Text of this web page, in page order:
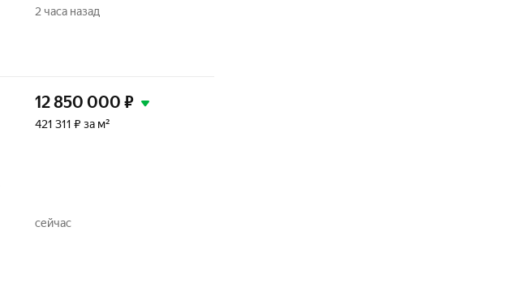
2 часа назад
12 850 000 ₽
421 311 ₽ за м²
сейчас